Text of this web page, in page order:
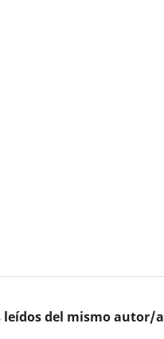
del mismo autor/a